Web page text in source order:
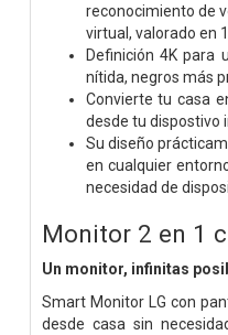
reconocimiento de
virtual, valorado en
Definición 4K para
nítida, negros más
Convierte tu casa
desde tu dispostivo
Su diseño
en cualquier
necesidad de
Monitor 2 en 1
Un monitor, infinitas
Smart Monitor LG con
desde casa sin